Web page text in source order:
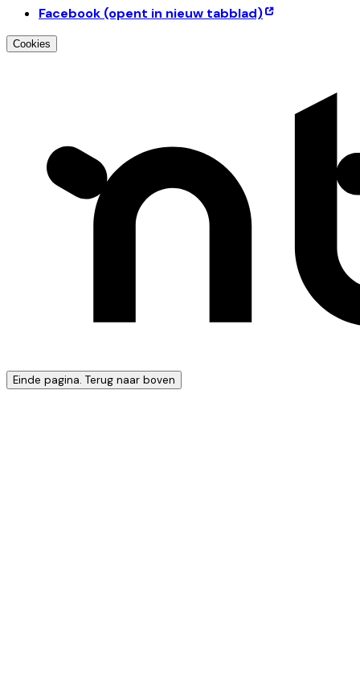
Facebook (opent in nieuw tabblad)
Cookies
Einde pagina. Terug naar boven